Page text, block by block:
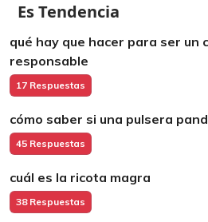
Es Tendencia
qué hay que hacer para ser un
responsable
17 Respuestas
cómo saber si una pulsera
45 Respuestas
cuál es la ricota magra
38 Respuestas